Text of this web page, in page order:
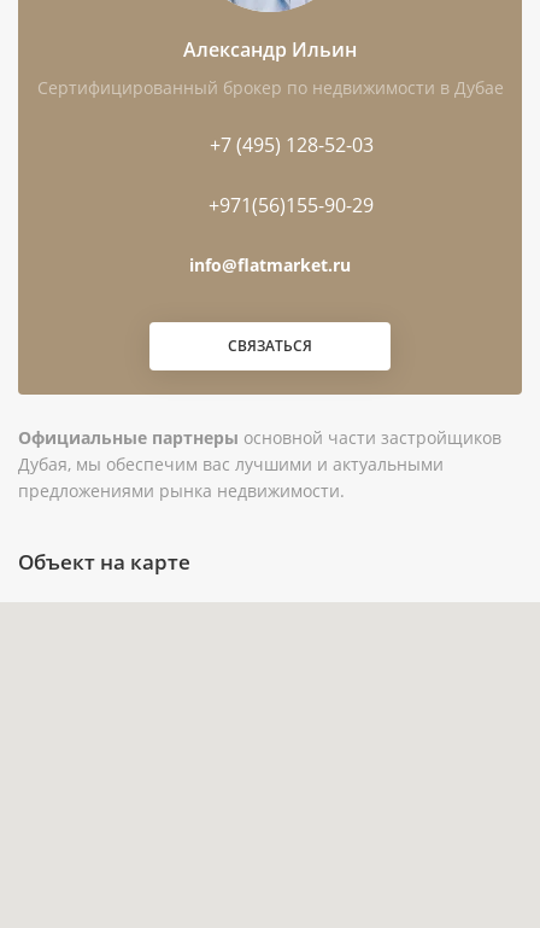
Чем интересен этот лот
Квартира в сданном комплексе: можно
конкретного лота до сделки.
одного человека, пары или арендаторов.
Площадь 81 м² даёт запас пространства по
сравнению с компактными вариантами
аналогичного формата.
Балкон и терраса расширяют приватную
жилую зону и позволяют использовать
Бассейн, лифт и парковка уже доступны как
Александр Ильин
Сертифицированный брокер по недвижимости в Дубае
+7 (495) 128-52-03
+971(56)155-90-29
info@flatmarket.ru
СВЯЗАТЬСЯ
Официальные партнеры основной части застройщиков
Дубая, мы обеспечим вас лучшими и актуальными
предложениями рынка недвижимости.
Объект на карте